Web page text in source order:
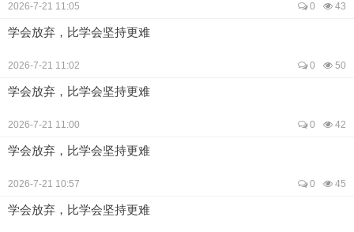
2026-7-21 11:05 0 43
学会放弃，比学会坚持更难
2026-7-21 11:02 0 50
学会放弃，比学会坚持更难
2026-7-21 11:00 0 42
学会放弃，比学会坚持更难
2026-7-21 10:57 0 45
学会放弃，比学会坚持更难